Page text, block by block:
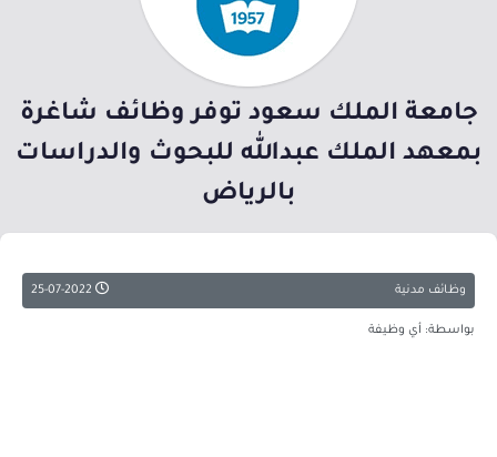
جامعة الملك سعود توفر وظائف شاغرة
بمعهد الملك عبدالله للبحوث والدراسات
بالرياض
وظائف مدنية
بواسطة: أي وظيفة